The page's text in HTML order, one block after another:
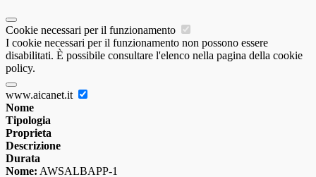
Cookie necessari per il funzionamento
I cookie necessari per il funzionamento non possono essere
disabilitati. È possibile consultare l'elenco nella pagina della cookie
policy.
www.aicanet.it
Nome
Tipologia
Proprieta
Descrizione
Durata
Nome: AWSALBAPP-1